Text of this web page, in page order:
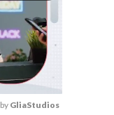
GliaStudios